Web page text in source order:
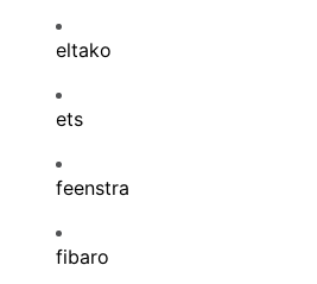
eltako
ets
feenstra
fibaro